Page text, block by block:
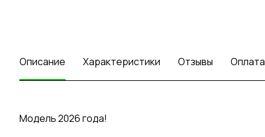
Описание Характеристики Отзывы Оплата
Модель 2026 года!